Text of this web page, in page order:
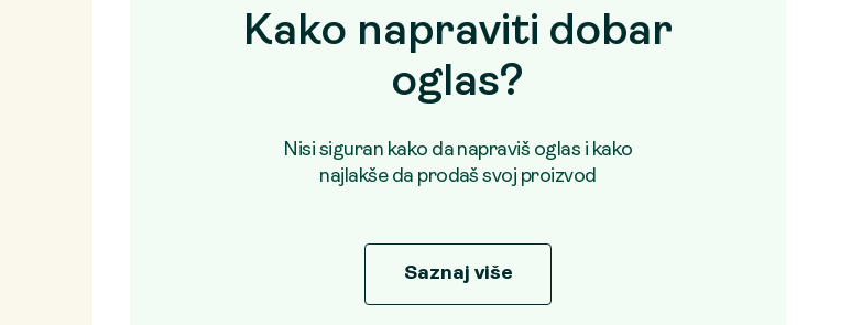
Kako napraviti dobar
oglas?
Nisi siguran kako da napraviš oglas i kako
najlakše da prodaš svoj proizvod
Saznaj više